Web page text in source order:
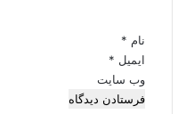
نام *
ایمیل *
وب‌ سایت